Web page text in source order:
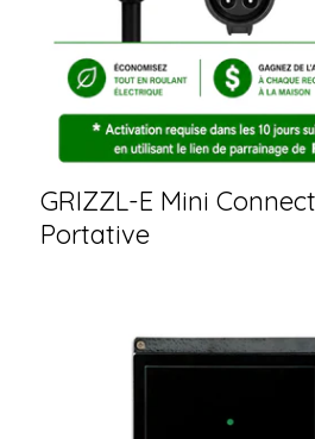
GRIZZL-E Mini
Portative